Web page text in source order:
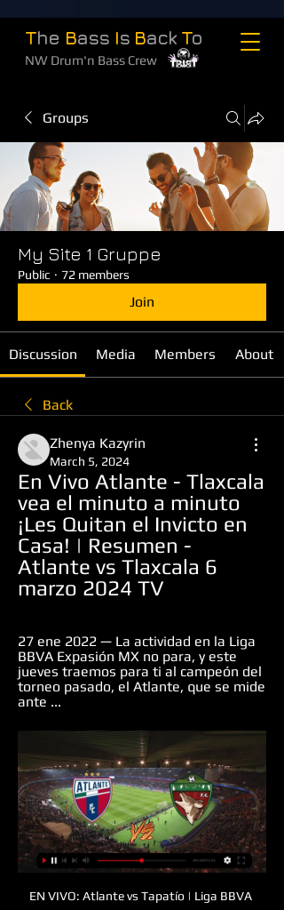
The Bass Is Back To
NW Drum'n Bass Crew
Groups
My Site 1 Gruppe
Public · 72 members
Join
Discussion Media Members About
Back
Zhenya Kazyrin
March 5, 2024
En Vivo Atlante - Tlaxcala
vea el minuto a minuto
¡Les Quitan el Invicto en
Casa! | Resumen -
Atlante vs Tlaxcala 6
marzo 2024 TV
27 ene 2022 — La actividad en la Liga
BBVA Expasión MX no para, y este
jueves traemos para ti al campeón del
torneo pasado, el Atlante, que se mide
ante ...
EN VIVO: Atlante vs Tapatío | Liga BBVA Expansión MX 27 ene 2022 — VER EN VIVO ATLANTE VS TAPATÍO. Tapatío ganó en la jornada anterior a minuto 80 por conducto de Paolo Yrizar, quien ha caído como anillo ...

Mostraron tarjeta amarilla a Carlos Grau y Javito por el Benidorm y a Arnau García y Ferrer por el Fraikin Granollers. Excluyeron dos minutos a Marc García y Pacheco por el Granollers y a Esteban Salinas, Grau, Jiménez y Cuartero por el Benidorm. Expulsó con roja directa a Amarelle en el minuto 10 de la segunda parte.

Información, entretenimiento, consejos y tips. Las noticias más importantes del Perú y del mundo. Todo lo importante e interesante lo ves aquí.

Si no pudiste escuchar el partido entre Palestino y O’Higgins, revive la transmisión integra que hicimos desde el Municipal de La Cisterna, con el relato de Cristofer Denis

Juego 7 este lunes 5 de septiembre entre Toros de Tijuana vs Sultanes de Monterrey [Resultado Juego 7 - Campeón] Final Norte LMB 2016. México.. hora local de Nuevo León y tiempo del centro de la República Mexicana,. entre Sultanes vs Toros en VIVO será transmitido por la cadena de televisión SKY Sports para todo el país.

Macará se impuso 'de visita' a Técnico Univesitario en el clásico de Ambato válido por la Fecha 3 de la LigaPro. Con tantos de Carlos Feraud (15) y Carlos Arboleda (53) los de Paúl Vélez consiguieron una victoria que los deja cerca de los primeros lugares con 5 puntos. Por su parte, el

Cambios: 58' Ramiro Maldonado x Agustín Sufi (GIM), 63' Gastón Machín x Iván Colman (ARG), 70' Diego Auzqui x Maki Salces (GIM), 79' Alejandro Noriega x Matías Molina (GIM), 84' Lucas Cano x Francisco Fydriszewski (ARG)

En julio del 2017, Agustín retorna a Boca Juniors. En diciembre del 2017, Velez Sarsfield [1] le compra el 50 % del pase a Boca Juniors, siendo así el primer refuerzo para "El Fortín de Liniers" de cara al crucial semestre que se avecina para la institución.

Ver el infográfico sobre Ifk Mora vs Karlbergs BK - Sporticos.com - es un servicio web que presenta la información de los partidos de futbol por medio de atractivos infográficos . Cookies policy This website uses cookies for constant improvement of functioning of the service.

Por SERGIO M. PREVIA del CF Salmantino - Betis CF A poner el broche a un año marcado por la vuelta de la ilusión Último partido del año 2016 que disputará nuestro equipo. Último encuentro en el estadio Helmántico. Los charros siguen ocupando la primera posición tras haber llegado ya a …

Liga Expansión MX Clausura 2024 - Atlante vs Tlaxcala The uploader has not made this video available in your country. Atlante vs Tlaxcala | Liga Expansión MX Clausura 2024 | Jornada 9 en vivo.YouTube · Claro Sports · hace 20 horas

Sp. San Lorenzo Deportivo Capiata en directo: Consulta el resultado del partido Sp. San Lorenzo Deportivo Capiata en vivo y sigue el marcador en directo gracias a nuestro livescore. Partido Primera División jugado el 08/03/19 22:15

Comparador de cuotas Deportivo Cuenca Independiente Juniors del 24/07/2019, disponibles en las mejores casas de apuestas para apostar en el Fútbol

Guaraní y Deportivo Capiatá juegan el martes 12 de noviembre de 2013 en el estadio Rogelio Livieres que se encuentra en Asunción. Resultado en vivo, este encuentro de Paraguay división profesional se jugará cuando el día martes el reloj marque las 16:10.

MONTERREY, MX.-Los Tigres de Quintana Roo superaron 5-2 a los Sultanes de Monterrey y conquistaron el undécimo título de su historia en la Liga Mexicana de Beisbol, al quedarse con la Serie del Rey 3-1 y adueñarse de la Copa Zaachila.

Atlético Bucaramanga prolongó anoche su sequía de victorias en la Liga Águila II de 2019, al igualar 2-2 en casa ante Independiente Medellín. El cuadro ‘amarillo’ prácticamente confirmó que no estará en los cuadrangulares semifinales del evento, debido a que para clasificar generalmente

Toda la información del partido Deportivo Cali vs Boyacá Chicó en vivo de Apertura Colombia (15 Febrero 2018): Resumen, Estadísticas, Alineación y Resultados - Besoccer. Don't miss the most important football matches while navigating as usual through the pages of your choice.

Atlante - Tlaxcala FC » Pronósticos, Resultados + Momios Hora de Inicio: 01:05; Estadio: -, -, -. ¿Dónde ver Atlante vs Tlaxcala FC en vivo y en live streaming? Sigue los siguientes pasos para que puedas divertirte ...

Resultados Champions League 2019/2020 en vivo en Resultados.com: livescore, marcadores, resultados en vivo. Tabla de clasificación Champions League 2019/2020 y estadísticas de los partidos.

AHORA, FOX Sports EN VIVO y ESPN la Champions League EN DIRECTO: mira los canales y apps para ver todos los partidos Mira hoy martes 22 de octubre, Fox Sports, Fox Sports 2, Fox Sports 3, ESPN, ESPN 2, ESPN 3 el inicio de la Champions League 2019-2020 EN VIVO y EN DIRECTO.

PREMIUM BALONMANO 23-26. El Helvetia vuelve a ganar al Benidorm en la primera jornada de la liga asobal. El Anaitasuna, conducido por Balenciaga, se distanció por medio de Oswaldo, Ugarte y Mota en los minutos decisivos de la segunda parte.

En Directo: Sporting de Gijón-Deportivo (1-1). Hoy partió un autocar, del viaje organizado por la Federación de Peñas del Deportivo, que retornará a A Coruña una vez finalice el encuentro. No estará solo el Deportivo hoy en El Molinón, pues alrededor de 300 aficionados lo animarán.

Jicaral Sercoba y Limón FC se medirán este domingo 3 de noviembre por la jornada 21 de la primera división de Costa Rica. Jicaral vs Limón en vivo. En el encuentro que se disputará en el estadio Cancha de la Asociación Cívica. Deportivo Municipal vs Universitario en vivo online.

Horario Tlaxcala vs. Atlante: canal y transmisión J2 Liga 29 jul 2023 — ¿Dónde VER Tlaxcala vs. Atlante en vivo? Horario y canal del partido de Liga Expansión MX. Tlaxcala tendrá su primera localía del Apertura 2023 ...

Unión Magdalena quiere seguir su racha positiva. Una nueva victoria este sábado frente a Rionegro Águilas en el estadio Alberto Grisales le daría a los dirigidos por Harold Rivera otros tres puntos trascendentales, en su objetivo de alejarse del descenso y los metería en la lucha por un lugar en los cuadrangulares semifinales.

Final del partido, Academia Cantolao 2, Alianza Universidad 1. Final segunda parte, Academia Cantolao 2, Alianza Universidad 1. 93' Remate fallado por Gianfranco Labarthe (Academia Cantolao) remate con la izquierda desde el centro del área …

60' John Lozano (Atlético Huila) ha recibido una falta en la banda derecha. 60' Cambio Cambio en Atlético Huila, entra al campo Edinson Palomino sustituyendo a Aníbal Hernández debido a una lesión. 59' Tarjeta Amarilla Yeison Gordillo (Independiente Santa …

Gol y Resumen del Atlante 1-0 Raya2 en Liga de Expansión 11 dic 2023 — Dónde y cómo ver Atlante vs Raya2 online y en vivo. El partido será Atlante, de último minuto, le gana a Coyotes en Tlaxcala. Adrián ...

Atlante FC vs. La Paz HOY: dónde ver la Liga Expansión 16 ago 2023 — Mientras que una de las gratas revelaciones en los primeros 360 minutos del campeonato ha sido el equipo de La Paz, que se ha posicionado como ...

Tenemos la impresión de que Racing Club tendrá muchas oportunidades para marcar un gol contra Vélez Sarsfield, sin embargo ello probablemente no sea suficiente para evitar una derrota. Apostamos a una muy reñida diferencia 2-1 para Vélez Sarsfield cuando se escuche el pitazo final. Esperamos que sea un resultado apretado.

Liga Expansión MX: Atlante vs Leones Negros: dónde ver 22 nov 2023 — ver en vivo. A qué hora juega Atlante vs. UDG. El partido inicia a Leones negros 2-1 Tlaxcala; Tapatío 2-4 leones Negros. Últimos marcadores ...

Tanto el Junior como las Águilas Doradas saben de la importancia de este partido dado que ambos clubes tienen la misión de seguir su camino rumbo al título, más allá de que uno llega como claro favorito para avanzar, mientras que también podríamos ver una mayúscula sorpresa. Hora y Canal Junior vs Águilas Doradas

La mala fortuna se alió con el Tottenham en Wembley y dos carambolas, en forma de goles de Georginio Wijnaldum y Roberto Firmino, dieron la victoria (1-2) a un Liverpool que continúa su impoluto camino en la Premier League y firma su mejor arranque desde la …

En los próximos días, la cotidianidad de los santafesinos se podrá ver afectada. Los cambios y las alteraciones estarán relacionadas al tránsito y obedecen a cuestiones de seguridad. A menos de tres días del inicio de la cumbre del Mercosur, confirmaron la presencia de seis presidentes de la

Mariché Navio-Navarro – Universidad CEU San Pablo – mariajose.navionavarro@ceu.es.. situando al alumno en el centro del proceso educativo, entiendan que la formación ha virado desde la transmisión de conocimiento a la capacitación por. Gema Revuelta - Centro de Estudios de Ciencia, Comunicación y Sociedad de la Universitat.

Llega el momento de ver fútbol online en directo con el Atlético y la Real Sociedad midiéndose las caras. Previo del Atlético vs Real Sociedad por internet Con el debate de si sigue habiendo Liga o no, recibe el Atlético de Madrid a la Real Sociedad este martes tras imponerse al Real Madrid …

Venados 3-1 Atlante. Los Potros de Hierro del Atlante no aprovecharon el momento anímico que les dio el haber eliminado al Toluca dentro de la Copa MX, y no pudo vencer a los Venados en el Carlos Iturralde. Triplete del argentino Luciano Nequecaur, al 8', 29' y 53' le dio el triunfo a los locales. Por la visita descontó Carlos Cauich al 22'.

Sin margen: Instituto cayó otra vez en Corrientes y se juega el pase a Semis en Alta Córdoba - ENREDACCIÓN - Córdoba - Argentina.. al caer por 98 a 83 frente a Regatas.

ATLANTE VS TLAXCALA | J2 LIGA BBVA EXPANSIÓN MX 1:58:41EN VIVO | ATLANTE VS TLAXCALA | J2 LIGA BBVA EXPANSIÓN MX | LA OCTAVA SPORTS. Vea a todo el equipo de producción de la octava sports. Ahí a ...Facebook · La Octava Sports · 12 ene 2022

Esto nos trae isobaras separadas con muy pocos movimientos